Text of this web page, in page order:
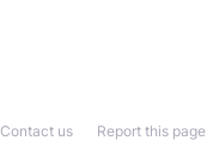
Report this page
Contact us